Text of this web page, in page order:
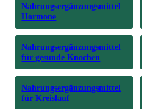
Nahrungsergänzungsmittel
Hormone
Nahrungsergänzungsmittel
für gesunde Knochen
Nahrungsergänzungsmittel
für Kreislauf